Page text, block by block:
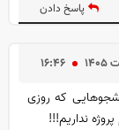
پاسخ دادن
۱۶:۴۶
که روزی
نداریم!!!